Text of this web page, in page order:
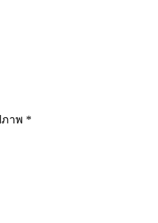
าพ *